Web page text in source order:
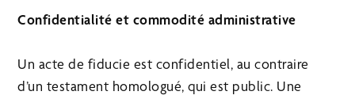
Confidentialité et commodité administrative
Un acte de fiducie est confidentiel, au contraire
d’un testament homologué, qui est public. Une